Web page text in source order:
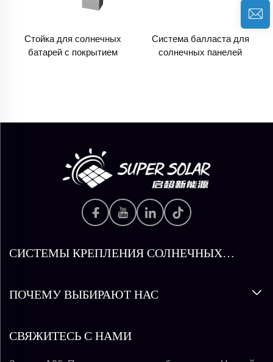
Стойка для солнечных
батарей с покрытием
Система балласта для
солнечных панелей
СИСТЕМЫ КРЕПЛЕНИЯ СОЛНЕЧНЫХ
ПОЧЕМУ ВЫБИРАЮТ НАС
СВЯЖИТЕСЬ С НАМИ